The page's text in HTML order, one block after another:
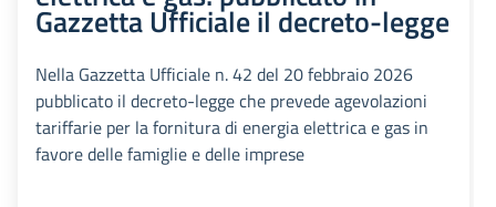
Gazzetta Ufficiale il decreto-legge
Nella Gazzetta Ufficiale n. 42 del 20 febbraio 2026
pubblicato il decreto-legge che prevede agevolazioni
tariffarie per la fornitura di energia elettrica e gas in
favore delle famiglie e delle imprese